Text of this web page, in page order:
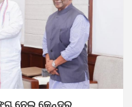
ନେଇ କେନ୍ଦ୍ର